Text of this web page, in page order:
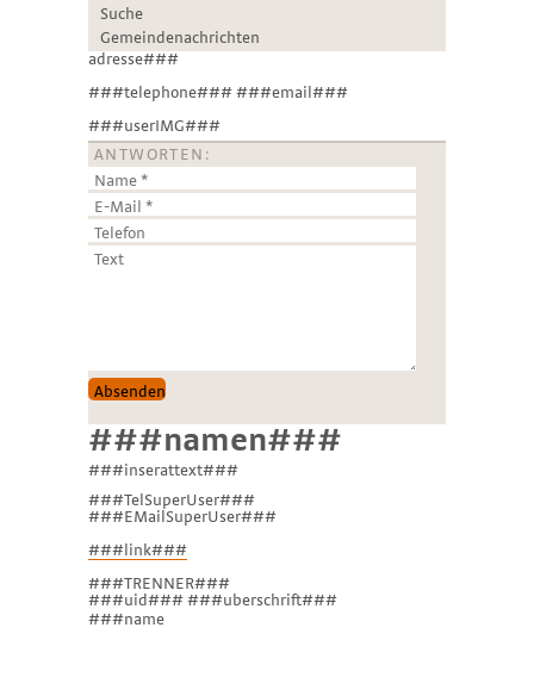
Suche
Gemeindenachrichten
adresse###
###telephone### ###email###
###userIMG###
ANTWORTEN:
###namen###
###inserattext###
###TelSuperUser###
###EMailSuperUser###
###link###
###TRENNER###
###uid### ###uberschrift###
###name